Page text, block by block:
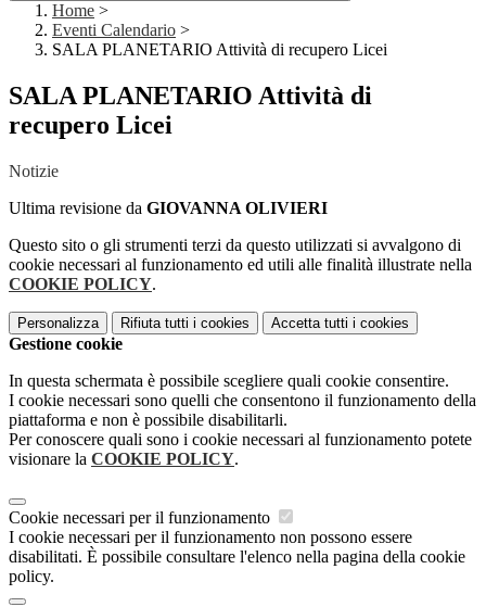
Home >
Eventi Calendario >
SALA PLANETARIO Attività di recupero Licei
SALA PLANETARIO Attività di
recupero Licei
Notizie
Ultima revisione da GIOVANNA OLIVIERI
Questo sito o gli strumenti terzi da questo utilizzati si avvalgono di
cookie necessari al funzionamento ed utili alle finalità illustrate nella
COOKIE POLICY.
Personalizza Rifiuta tutti i cookies Accetta tutti i cookies
Gestione cookie
In questa schermata è possibile scegliere quali cookie consentire.
I cookie necessari sono quelli che consentono il funzionamento della
piattaforma e non è possibile disabilitarli.
Per conoscere quali sono i cookie necessari al funzionamento potete
visionare la COOKIE POLICY.
Cookie necessari per il funzionamento
I cookie necessari per il funzionamento non possono essere
disabilitati. È possibile consultare l'elenco nella pagina della cookie
policy.